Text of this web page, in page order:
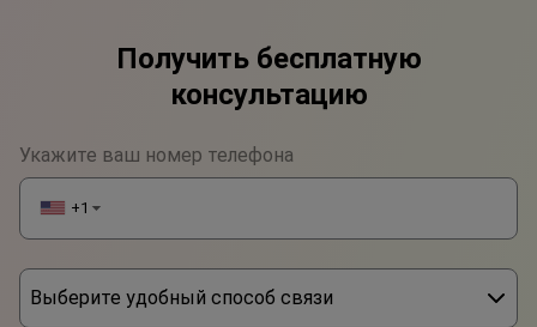
Получить бесплатную
консультацию
Укажите ваш номер телефона
+1 ▼
Выберите удобный способ связи